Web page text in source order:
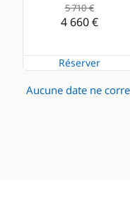
Réfrigérateur
5 710 €
4 660 €
Réserver
Aucune date ne